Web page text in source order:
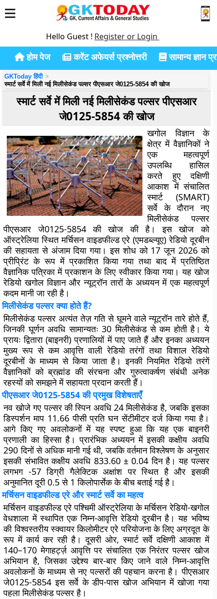
Hello Guest ! Register or Login
होम पेज करेंट अफेयर्स प्रश्नोत्तरी सामान्य ज्ञान
GKToday हिंदी
स्मार्ट सर्वे में मिली नई मिलीसेकंड पल्सर पीएसआर जे0125-5854 की खोज
स्मार्ट सर्वे में मिली नई मिलीसेकंड पल्सर पीएसआर
जे0125-5854 की खोज
खगोल विज्ञान के
क्षेत्र में वैज्ञानिकों ने
एक महत्वपूर्ण
उपलब्धि हासिल
करते हुए दक्षिणी
आकाश में संचालित
स्मार्ट (SMART)
सर्वे के दौरान नए
मिलीसेकंड पल्सर
पीएसआर जे0125-5854की खोज की है। इस खोज को
ऑस्ट्रेलिया स्थित मर्चिसन वाइडफील्ड एरे (एमडब्ल्यूए) रेडियो दूरबीन
की सहायता से अंजाम दिया गया। इस शोध को 17 जून 2026 को
प्रीप्रिंट के रूप में प्रकाशित किया गया तथा बाद में प्रतिष्ठित
वैज्ञानिक पत्रिका में प्रकाशन के लिए स्वीकार किया गया। यह खोज
रेडियो खगोल विज्ञान और न्यूट्रॉन तारों के अध्ययन में एक महत्वपूर्ण
कदम मानी जा रही है।
मिलीसेकंड पल्सर क्या होते हैं?
मिलीसेकंड पल्सर अत्यंत तेज़ गति से घूमने वाले न्यूट्रॉन तारे होते हैं,
जिनकी घूर्णन अवधि सामान्यतः 30 मिलीसेकंड से कम होती है। ये
प्रायः द्वितारा (बाइनरी) प्रणालियों में पाए जाते हैं और इनका अध्ययन
मुख्य रूप से कम आवृत्ति वाली रेडियो तरंगों तथा विशाल रेडियो
दूरबीनों के माध्यम से किया जाता है। इनकी नियमित रेडियो तरंगें
वैज्ञानिकों को ब्रह्मांड की संरचना और गुरुत्वाकर्षण संबंधी अनेक
रहस्यों को समझने में सहायता प्रदान करती हैं।
पीएसआर जे0125-5854 की प्रमुख विशेषताएँ
नव खोजे गए पल्सर की स्पिन अवधि 24 मिलीसेकंड है, जबकि इसका
डिस्पर्शन माप 11.66 पीसी प्रति घन सेंटीमीटर दर्ज किया गया है।
आगे किए गए अवलोकनों में यह स्पष्ट हुआ कि यह एक बाइनरी
प्रणाली का हिस्सा है। प्रारंभिक अध्ययन में इसकी कक्षीय अवधि
290 दिनों से अधिक मानी गई थी, जबकि वर्तमान विश्लेषण के अनुसार
इसकी संभावित कक्षीय अवधि 833.60 ± 0.04 दिन है। यह पल्सर
लगभग -57 डिग्री गैलेक्टिक अक्षांश पर स्थित है और इसकी
अनुमानित दूरी 0.5 से 1 किलोपार्सेक के बीच बताई गई है।
मर्चिसन वाइडफील्ड एरे और स्मार्ट सर्वे का महत्व
मर्चिसन वाइडफील्ड एरे पश्चिमी ऑस्ट्रेलिया के मर्चिसन रेडियो-खगोल
वेधशाला में स्थापित एक निम्न-आवृत्ति रेडियो दूरबीन है। यह भविष्य
की विश्वस्तरीय स्क्वायर किलोमीटर एरे परियोजना के लिए अग्रदूत के
रूप में कार्य कर रही है। दूसरी ओर, स्मार्ट सर्वे दक्षिणी आकाश में
140–170 मेगाहर्ट्ज़ आवृत्ति पर संचालित एक निरंतर पल्सर खोज
अभियान है, जिसका उद्देश्य बार-बार किए जाने वाले निम्न-आवृत्ति
अवलोकनों के माध्यम से नए पल्सरों की पहचान करना है। पीएसआर
जे0125-5854 इस सर्वे के डीप-पास खोज अभियान में खोजा गया
पहला मिलीसेकंड पल्सर है।